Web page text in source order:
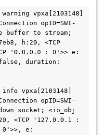
warning vpxa[2103148]
opID=SWI-
buffer to stream;
h:20, <TCP
'0.0.0.0 : 0'>> e:
duration:
info vpxa[2103148]
opID=SWI-
socket; <io_obj
<TCP '127.0.0.1 :
0'>>, e: